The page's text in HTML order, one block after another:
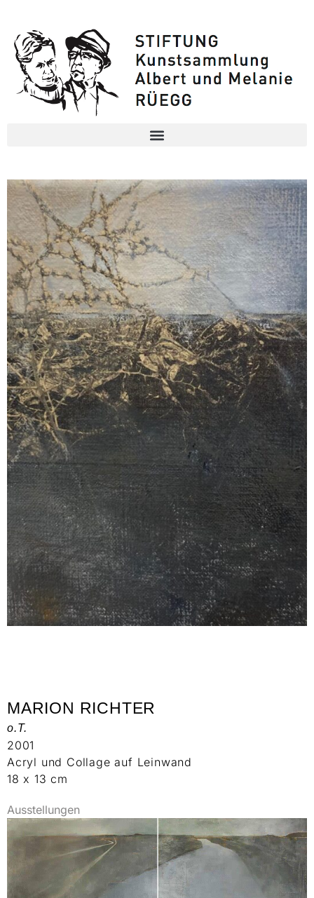
MARION RICHTER
o.T.
2001
Acryl und Collage auf Leinwand
18 x 13 cm
Ausstellungen